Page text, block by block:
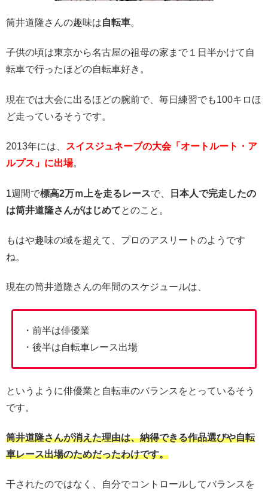
筒井道隆さんの趣味は自転車。
子供の頃は東京から名古屋の祖母の家まで１日半かけて自
転車で行ったほどの自転車好き。
現在では大会に出るほどの腕前で、毎日練習でも100キロほ
ど走っているそうです。
2013年には、
スイスジュネーブの大会「オートルート・ア
ルプス」に出場。
1週間で標高2万ｍ上を走るレースで、
日本人で完走したの
は筒井道隆さんがはじめてとのこと。
もはや趣味の域を超えて、プロのアスリートのようです
ね。
現在の筒井道隆さんの年間のスケジュールは、
・前半は俳優業
・後半は自転車レース出場
というように俳優業と自転車のバランスをとっているそう
です。
筒井道隆さんが消えた理由は、納得できる作品選びや自転
車レース出場のためだったわけです。
干されたのではなく、自分でコントロールしてバランスを